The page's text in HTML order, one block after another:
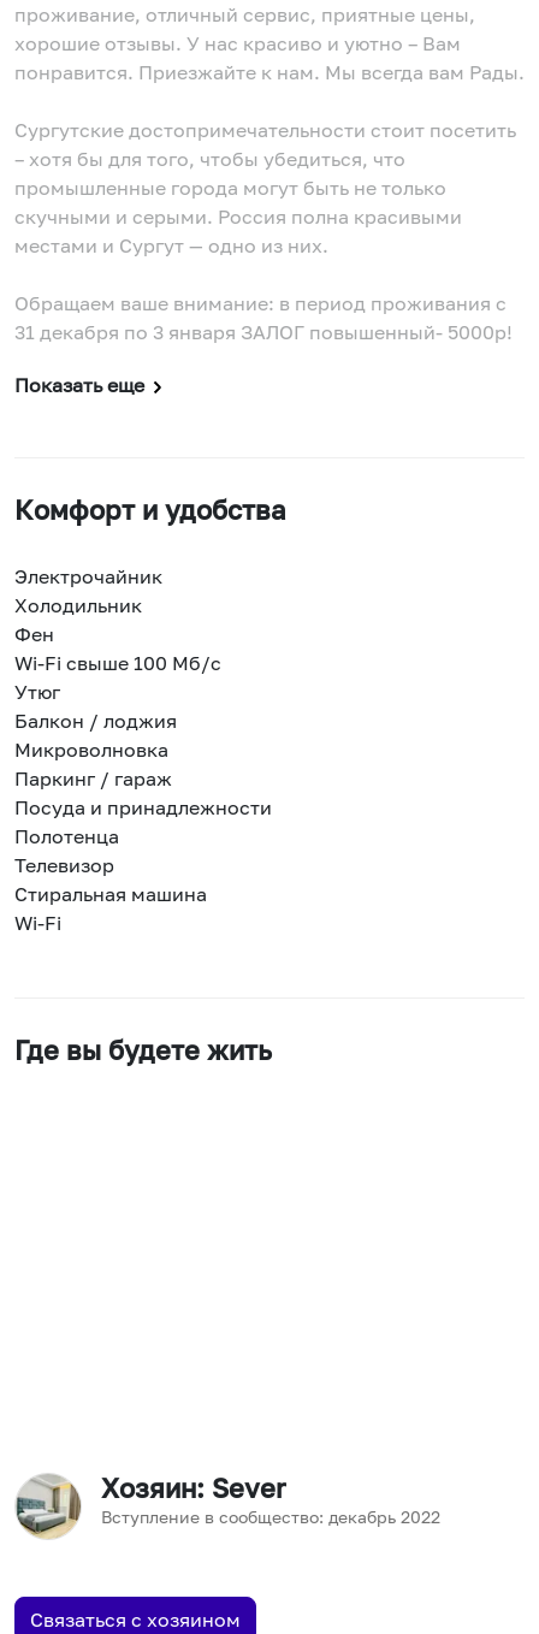
проживание, отличный сервис, приятные цены,
хорошие отзывы. У нас красиво и уютно – Вам
понравится. Приезжайте к нам. Мы всегда вам Рады.
Сургутские достопримечательности стоит посетить
– хотя бы для того, чтобы убедиться, что
промышленные города могут быть не только
скучными и серыми. Россия полна красивыми
местами и Сургут — одно из них.
Обращаем ваше внимание: в период проживания с
31 декабря по 3 января ЗАЛОГ повышенный- 5000р!
Показать еще
Комфорт и удобства
Электрочайник
Холодильник
Фен
Wi-Fi свыше 100 Мб/с
Утюг
Балкон / лоджия
Микроволновка
Паркинг / гараж
Посуда и принадлежности
Полотенца
Телевизор
Стиральная машина
Wi-Fi
Где вы будете жить
Хозяин: Sever
Вступление в сообщество: декабрь 2022
Связаться с хозяином